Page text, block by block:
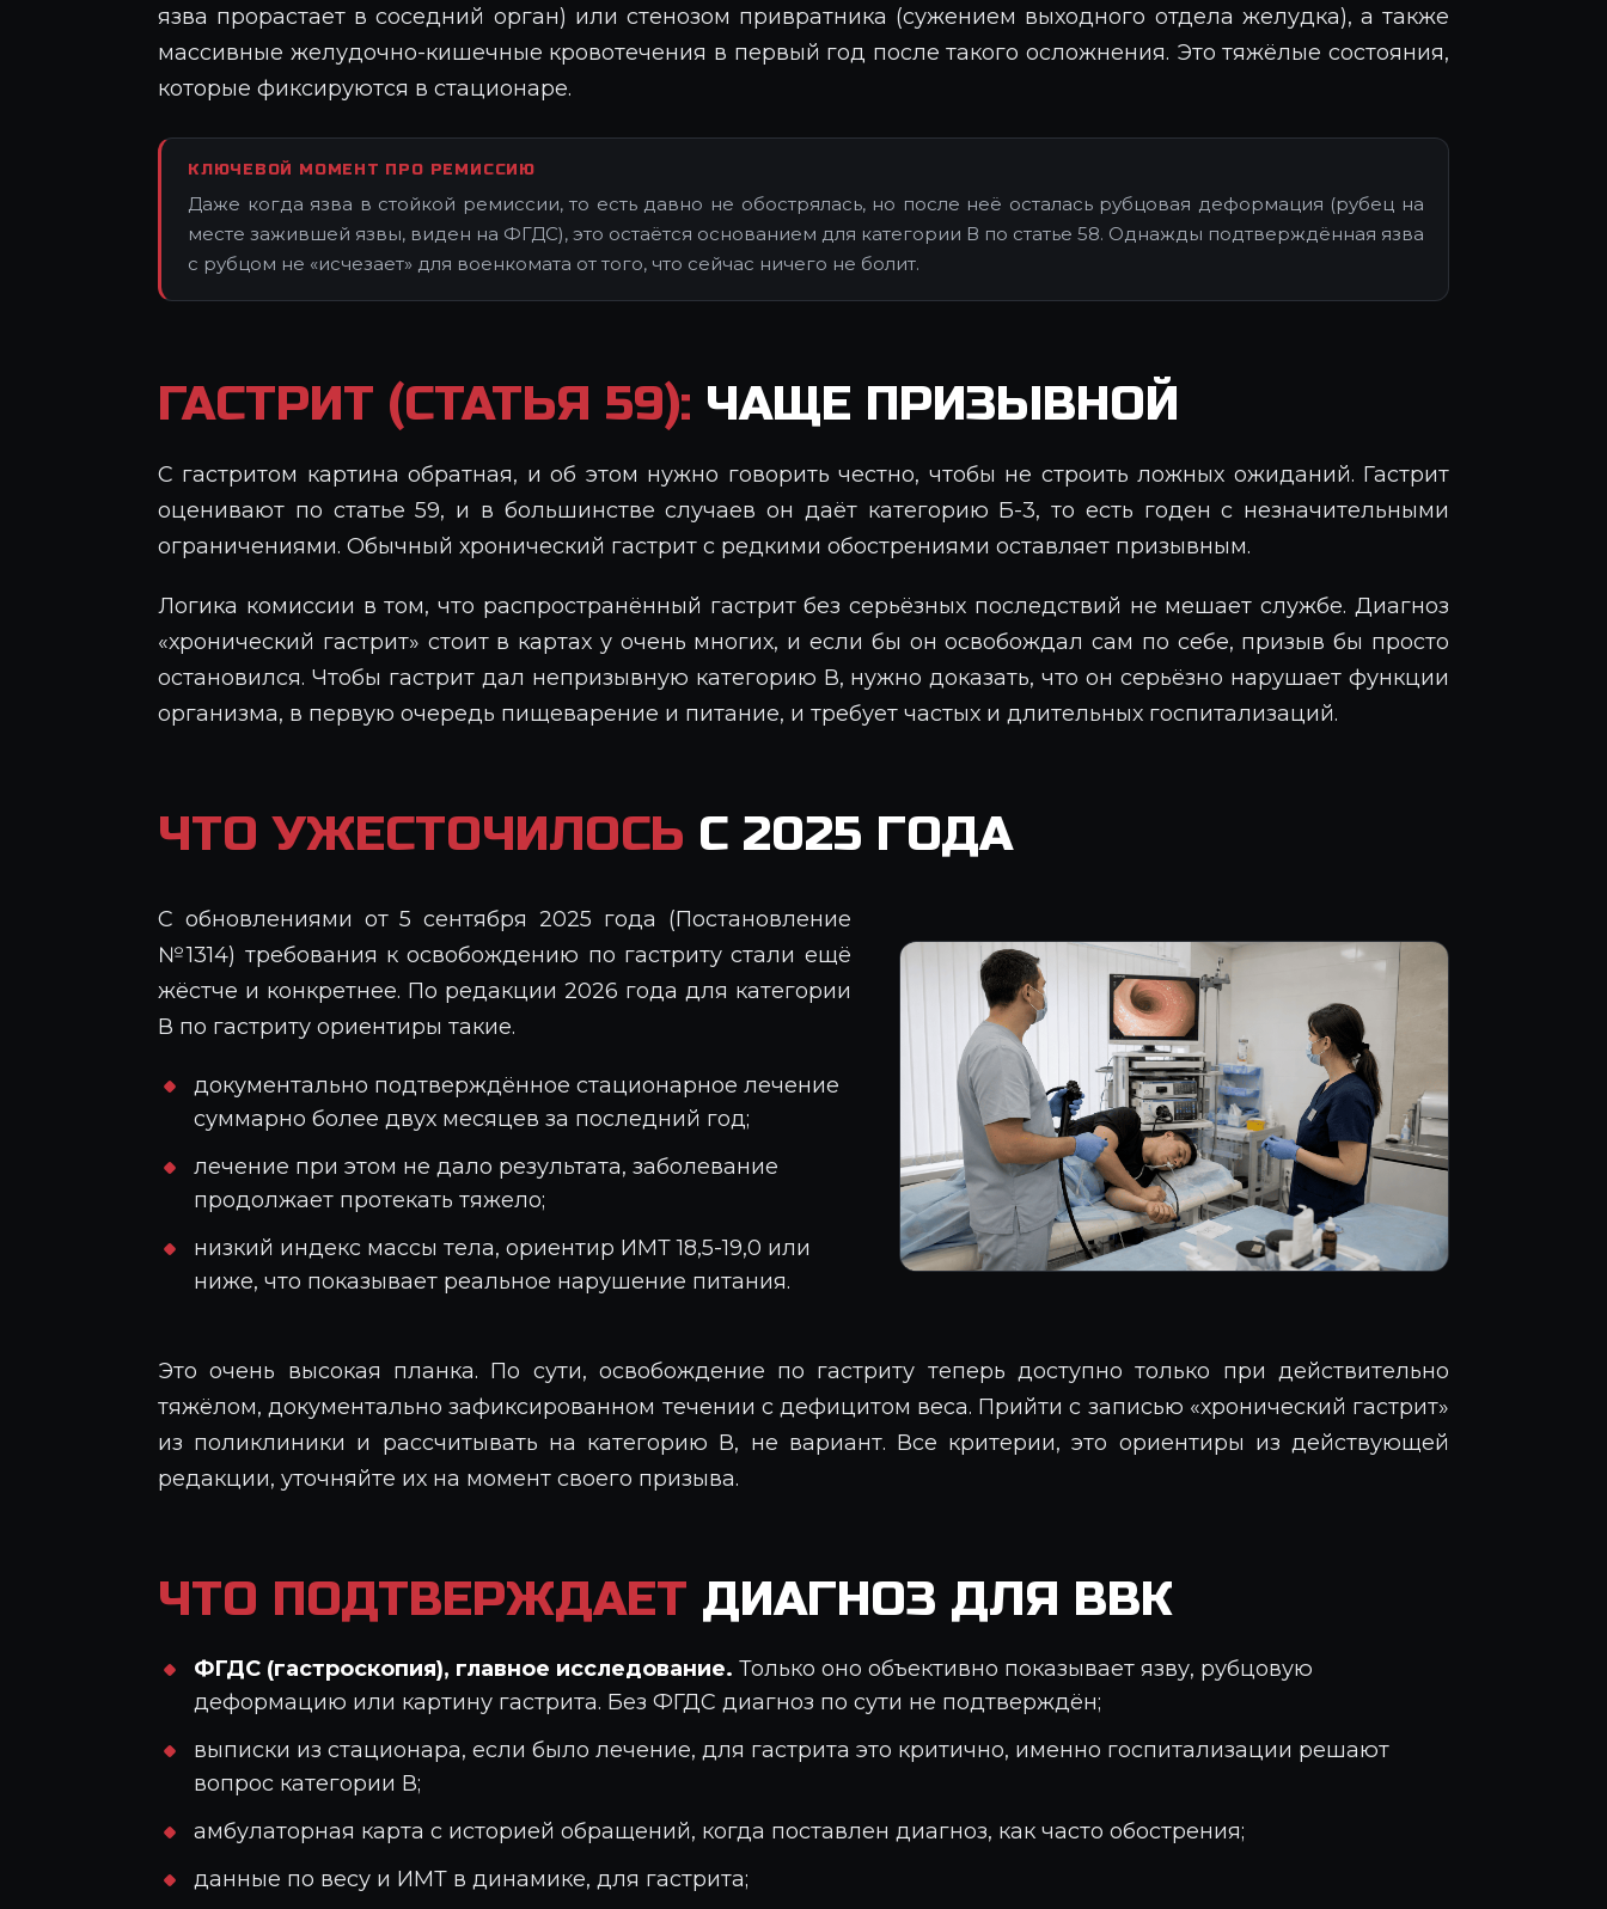
язва прорастает в соседний орган) или стенозом привратника (сужением выходного отдела желудка), а также
массивные желудочно-кишечные кровотечения в первый год после такого осложнения. Это тяжёлые состояния,
которые фиксируются в стационаре.
КЛЮЧЕВОЙ МОМЕНТ ПРО РЕМИССИЮ
Даже когда язва в стойкой ремиссии, то есть давно не обострялась, но после неё осталась рубцовая деформация (рубец на
месте зажившей язвы, виден на ФГДС), это остаётся основанием для категории В по статье 58. Однажды подтверждённая язва
с рубцом не «исчезает» для военкомата от того, что сейчас ничего не болит.
ГАСТРИТ (СТАТЬЯ 59): ЧАЩЕ ПРИЗЫВНОЙ
С гастритом картина обратная, и об этом нужно говорить честно, чтобы не строить ложных ожиданий. Гастрит
оценивают по статье 59, и в большинстве случаев он даёт категорию Б-3, то есть годен с незначительными
ограничениями. Обычный хронический гастрит с редкими обострениями оставляет призывным.
Логика комиссии в том, что распространённый гастрит без серьёзных последствий не мешает службе. Диагноз
«хронический гастрит» стоит в картах у очень многих, и если бы он освобождал сам по себе, призыв бы просто
остановился. Чтобы гастрит дал непризывную категорию В, нужно доказать, что он серьёзно нарушает функции
организма, в первую очередь пищеварение и питание, и требует частых и длительных госпитализаций.
ЧТО УЖЕСТОЧИЛОСЬ С 2025 ГОДА
С обновлениями от 5 сентября 2025 года (Постановление
№1314) требования к освобождению по гастриту стали ещё
жёстче и конкретнее. По редакции 2026 года для категории
В по гастриту ориентиры такие.
документально подтверждённое стационарное лечение
суммарно более двух месяцев за последний год;
лечение при этом не дало результата, заболевание
продолжает протекать тяжело;
низкий индекс массы тела, ориентир ИМТ 18,5-19,0 или
ниже, что показывает реальное нарушение питания.
Это очень высокая планка. По сути, освобождение по гастриту теперь доступно только при действительно
тяжёлом, документально зафиксированном течении с дефицитом веса. Прийти с записью «хронический гастрит»
из поликлиники и рассчитывать на категорию В, не вариант. Все критерии, это ориентиры из действующей
редакции, уточняйте их на момент своего призыва.
ЧТО ПОДТВЕРЖДАЕТ ДИАГНОЗ ДЛЯ ВВК
ФГДС (гастроскопия), главное исследование. Только оно объективно показывает язву, рубцовую
деформацию или картину гастрита. Без ФГДС диагноз по сути не подтверждён;
выписки из стационара, если было лечение, для гастрита это критично, именно госпитализации решают
вопрос категории В;
амбулаторная карта с историей обращений, когда поставлен диагноз, как часто обострения;
данные по весу и ИМТ в динамике, для гастрита;